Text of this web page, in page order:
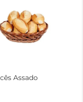
Assado